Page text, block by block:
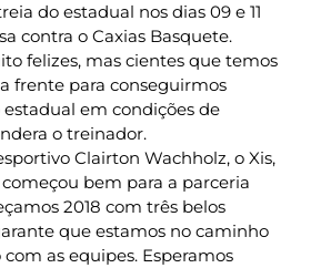
do estadual nos dias 09 e 11
contra o Caxias Basquete.
felizes, mas cientes que temos
frente para conseguirmos
em condições de
o treinador.
Clairton Wachholz, o Xis,
bem para a parceria
2018 com três belos
que estamos no caminho
as equipes. Esperamos